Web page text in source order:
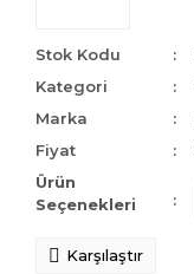
Stok Kodu
Kategori
Marka
Fiyat
Ürün
Seçenekleri
Karşılaştır